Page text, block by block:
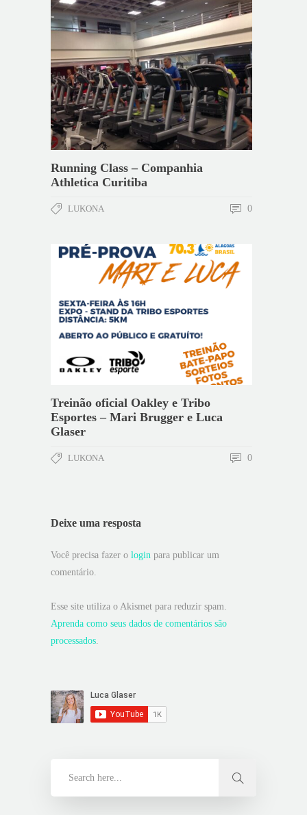
Running Class – Companhia
Athletica Curitiba
LUKONA 0
Treinão oficial Oakley e Tribo
Esportes – Mari Brugger e Luca
Glaser
LUKONA 0
Deixe uma resposta
Você precisa fazer o login para publicar um
comentário.
Esse site utiliza o Akismet para reduzir spam.
Aprenda como seus dados de comentários são
processados.